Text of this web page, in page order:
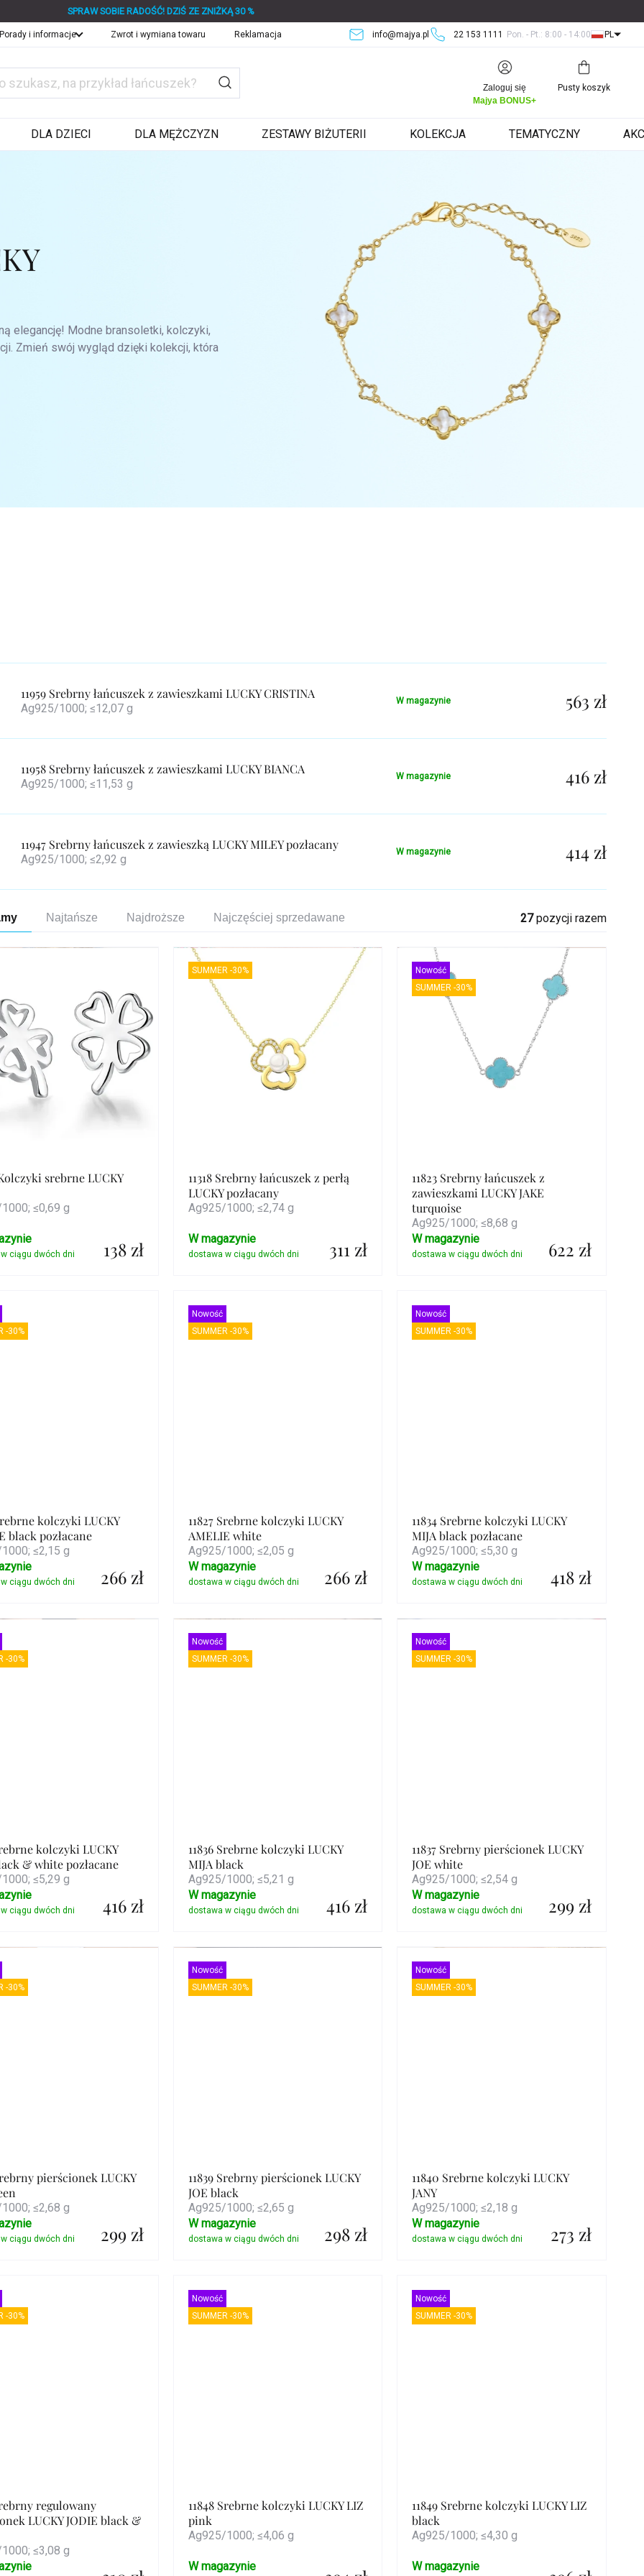
SPRAW SOBIE RADOŚĆ! DZIŚ ZE ZNIŻKĄ 30 %
22 153 1111 Pon. - Pt.: 8:00 - 14:00
info@majya.pl
Porady i informacje Zwrot i wymiana towaru Reklamacja PL
Zaloguj się
Majya BONUS+
Koszyk
Pusty koszyk
DLA DZIECI DLA MĘŻCZYZN ZESTAWY BIŻUTERII KOLEKCJA TEMATYCZNY
elegancję! Modne bransoletki, kolczyki,
Zmień swój wygląd dzięki kolekcji, która
11959 Srebrny łańcuszek z zawieszkami LUCKY CRISTINA
Ag925/1000; ≤12,07 g
W magazynie 563 zł
11958 Srebrny łańcuszek z zawieszkami LUCKY BIANCA
Ag925/1000; ≤11,53 g
W magazynie 416 zł
11947 Srebrny łańcuszek z zawieszką LUCKY MILEY pozłacany
Ag925/1000; ≤2,92 g
W magazynie 414 zł
Najtańsze Najdroższe Najczęściej sprzedawane 27pozycji razem
srebrne LUCKY
≤0,69 g
138 zł
SUMMER -30%
11318 Srebrny łańcuszek z perłą
LUCKY pozłacany
Ag925/1000; ≤2,74 g
311 zł
W magazynie
Nowość
SUMMER -30%
11823 Srebrny łańcuszek z
zawieszkami LUCKY JAKE
turquoise
Ag925/1000; ≤8,68 g
622 zł
W magazynie
-30%
kolczyki LUCKY
black pozłacane
≤2,15 g
266 zł
Szczegóły
Nowość
SUMMER -30%
11827 Srebrne kolczyki LUCKY
AMELIE white
Ag925/1000; ≤2,05 g
266 zł
Szczegóły
W magazynie
Nowość
SUMMER -30%
11834 Srebrne kolczyki LUCKY
MIJA black pozłacane
Ag925/1000; ≤5,30 g
418 zł
Szczegóły
W magazynie
-30%
kolczyki LUCKY
& white pozłacane
≤5,29 g
416 zł
Szczegóły
Nowość
SUMMER -30%
11836 Srebrne kolczyki LUCKY
MIJA black
Ag925/1000; ≤5,21 g
416 zł
Szczegóły
W magazynie
Nowość
SUMMER -30%
11837 Srebrny pierścionek LUCKY
JOE white
Ag925/1000; ≤2,54 g
299 zł
Szczegóły
W magazynie
-30%
pierścionek LUCKY
≤2,68 g
299 zł
Nowość
SUMMER -30%
11839 Srebrny pierścionek LUCKY
JOE black
Ag925/1000; ≤2,65 g
298 zł
W magazynie
Nowość
SUMMER -30%
11840 Srebrne kolczyki LUCKY
JANY
Ag925/1000; ≤2,18 g
273 zł
W magazynie
-30%
regulowany
LUCKY JODIE black &
≤3,08 g
Nowość
SUMMER -30%
11848 Srebrne kolczyki LUCKY LIZ
pink
Ag925/1000; ≤4,06 g
W magazynie
Nowość
SUMMER -30%
11849 Srebrne kolczyki LUCKY LIZ
black
Ag925/1000; ≤4,30 g
W magazynie